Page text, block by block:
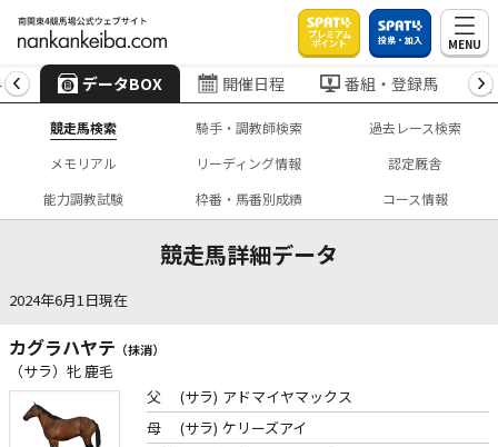
プレミアム
ポイント 投票・加入 MENU
データBOX 開催日程 番組・登録馬
競走馬検索 騎手・調教師検索
過去レース検索
メモリアル
リーディング情報
認定厩舎
能力調教試験
枠番・馬番別成績 コース情報
競走馬詳細データ
2024年6月1日現在
カグラハヤテ （抹消）
（サラ）牝 鹿毛
父 (サラ) アドマイヤマックス
母
(サラ) ケリーズアイ